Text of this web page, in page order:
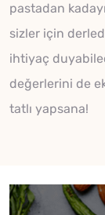
pastadan
sizler için
ihtiyaç
değerlerini de
tatlı yapsana!